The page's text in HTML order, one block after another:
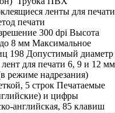
ленты для печати
печати
300 dpi Высота
8 мм Максимальное
198 Допустимый диаметр
для печати 6, 9 и 12 мм
режиме надрезания)
5 строк Печатаемые
и цифры
английская, 85 клавиш